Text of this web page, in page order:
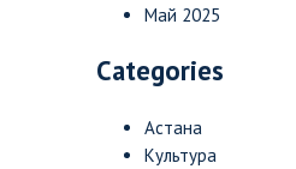
Май 2025
Categories
Астана
Культура